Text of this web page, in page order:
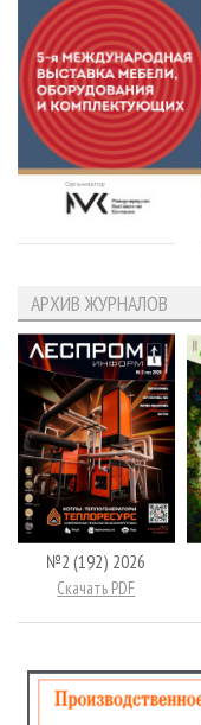
АРХИВ ЖУРНАЛОВ
№2 (192) 2026
Скачать PDF